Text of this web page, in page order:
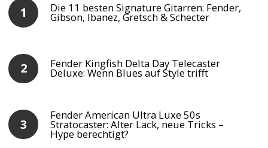
Die 11 besten Signature Gitarren: Fender,
Gibson, Ibanez, Gretsch & Schecter
Fender Kingfish Delta Day Telecaster
Deluxe: Wenn Blues auf Style trifft
Fender American Ultra Luxe 50s
Stratocaster: Alter Lack, neue Tricks –
Hype berechtigt?